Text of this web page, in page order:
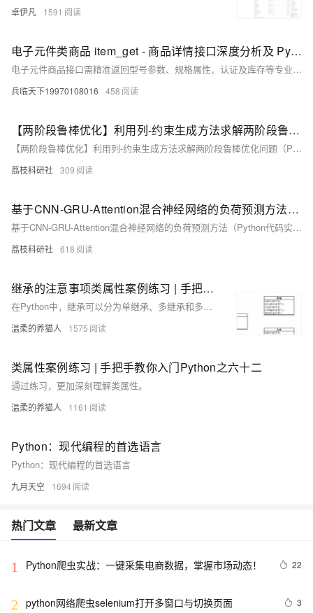
卓伊凡 1591
电子元件类商品 item_get - 商品详情接口深度分析及 Python 实现
电子元件商品接口需精准返回型号参数、规格属性、认证及库存等专业数据，支持供应链管理与采购决策。本文详解其接口特性、数据结构与Python实现方案。
兵临天下19970108016 458
【两阶段鲁棒优化】利用列-约束生成方法求解两阶段鲁棒优化问题（Python代码实现）
【两阶段鲁棒优化】利用列-约束生成方法求解两阶段鲁棒优化问题（Python代码实现）
荔枝科研社 309
基于CNN-GRU-Attention混合神经网络的负荷预测方法（Python代码实现）
基于CNN-GRU-Attention混合神经网络的负荷预测方法（Python代码实现）
荔枝科研社 618
继承的注意事项类属性案例练习 | 手把手教你入门Python之六十四
在Python中，继承可以分为单继承、多继承和多层继承。
温柔的养猫人 1575
类属性案例练习 | 手把手教你入门Python之六十二
通过练习，更加深刻理解类属性。
温柔的养猫人 1161
Python：现代编程的首选语言
Python：现代编程的首选语言
九月天空 1694
热门文章 最新文章
1 Python爬虫实战：一键采集电商数据，掌握市场动态！ 22
2 python网络爬虫selenium打开多窗口与切换页面 3